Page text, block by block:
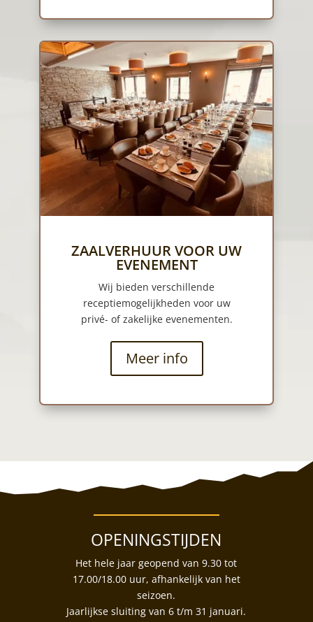
ZAALVERHUUR VOOR UW
EVENEMENT
Wij bieden verschillende
receptiemogelijkheden voor uw
privé- of zakelijke evenementen.
Meer info
OPENINGSTIJDEN
Het hele jaar geopend van 9.30 tot
17.00/18.00 uur, afhankelijk van het
seizoen.
Jaarlijkse sluiting van 6 t/m 31 januari.